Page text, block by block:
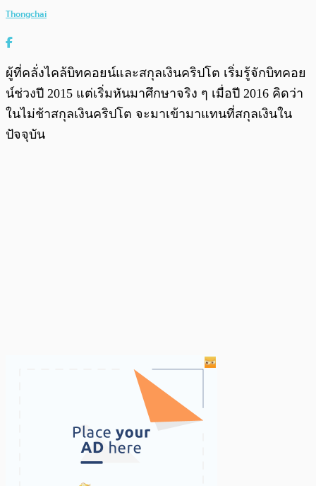
Thongchai
ผู้ที่คลั่งไคล้บิทคอยน์และสกุลเงินคริปโต เริ่มรู้จักบิทคอย
น์ช่วงปี 2015 แต่เริ่มหันมาศึกษาจริง ๆ เมื่อปี 2016 คิดว่า
ในไม่ช้าสกุลเงินคริปโต จะมาเข้ามาแทนที่สกุลเงินใน
ปัจจุบัน